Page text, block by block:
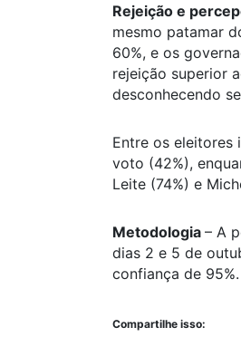
Rejeição e
mesmo patamar
60%, e os
rejeição superior
desconhecendo
Entre os eleitores
voto (42%),
Leite (74%) e
Metodologia – A
dias 2 e 5 de
confiança de 95%.
Compartilhe isso: